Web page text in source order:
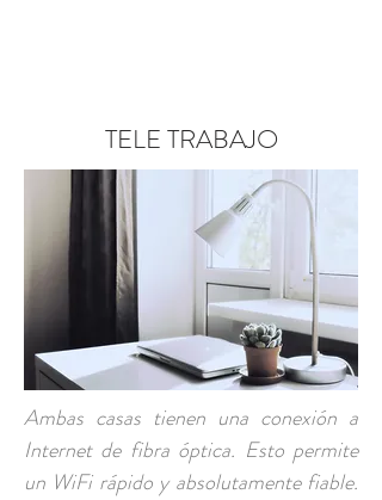
TELE TRABAJO
Ambas casas tienen una conexión a
Internet de fibra óptica. Esto permite
un WiFi rápido y absolutamente fiable.